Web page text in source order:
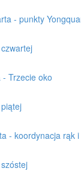
- punkty
Trzecie oko
- koordynacja rąk